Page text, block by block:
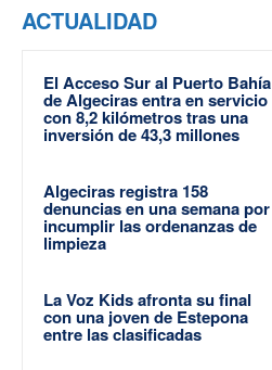
ACTUALIDAD
El Acceso Sur al Puerto Bahía
de Algeciras entra en servicio
con 8,2 kilómetros tras una
inversión de 43,3 millones
Algeciras registra 158
denuncias en una semana por
incumplir las ordenanzas de
limpieza
La Voz Kids afronta su final
con una joven de Estepona
entre las clasificadas